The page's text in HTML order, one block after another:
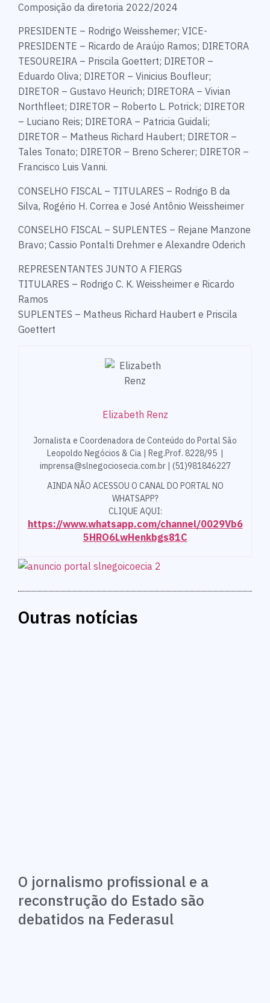
Composição da diretoria 2022/2024
PRESIDENTE – Rodrigo Weisshemer; VICE-
PRESIDENTE – Ricardo de Araújo Ramos; DIRETORA
TESOUREIRA – Priscila Goettert; DIRETOR –
Eduardo Oliva; DIRETOR – Vinicius Boufleur;
DIRETOR – Gustavo Heurich; DIRETORA – Vivian
Northfleet; DIRETOR – Roberto L. Potrick; DIRETOR
– Luciano Reis; DIRETORA – Patricia Guidali;
DIRETOR – Matheus Richard Haubert; DIRETOR –
Tales Tonato; DIRETOR – Breno Scherer; DIRETOR –
Francisco Luis Vanni.
CONSELHO FISCAL – TITULARES – Rodrigo B da
Silva, Rogério H. Correa e José Antônio Weissheimer
CONSELHO FISCAL – SUPLENTES – Rejane Manzone
Bravo; Cassio Pontalti Drehmer e Alexandre Oderich
REPRESENTANTES JUNTO A FIERGS
TITULARES – Rodrigo C. K. Weissheimer e Ricardo
Ramos
SUPLENTES – Matheus Richard Haubert e Priscila
Goettert
Elizabeth Renz
Jornalista e Coordenadora de Conteúdo do Portal São
Leopoldo Negócios & Cia | Reg.Prof. 8228/95 |
imprensa@slnegociosecia.com.br | (51)981846227
AINDA NÃO ACESSOU O CANAL DO PORTAL NO
WHATSAPP?
CLIQUE AQUI:
https://www.whatsapp.com/channel/0029Vb6
5HRO6LwHenkbgs81C
Outras notícias
O jornalismo profissional e a
reconstrução do Estado são
debatidos na Federasul